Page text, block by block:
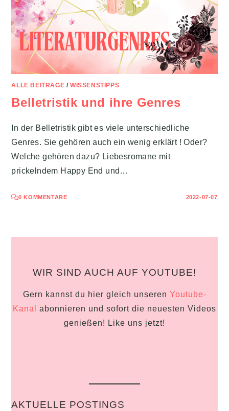
ALLE BEITRÄGE /WISSENSTIPPS
Belletristik und ihre Genres
In der Belletristik gibt es viele unterschiedliche
Genres. Sie gehören auch ein wenig erklärt ! Oder?
Welche gehören dazu? Liebesromane mit
prickelndem Happy End und…
0 KOMMENTARE 2022-07-07
WIR SIND AUCH AUF YOUTUBE!
Gern kannst du hier gleich unseren Youtube-
Kanal
abonnieren und sofort die neuesten Videos
genießen! Like uns jetzt!
AKTUELLE POSTINGS